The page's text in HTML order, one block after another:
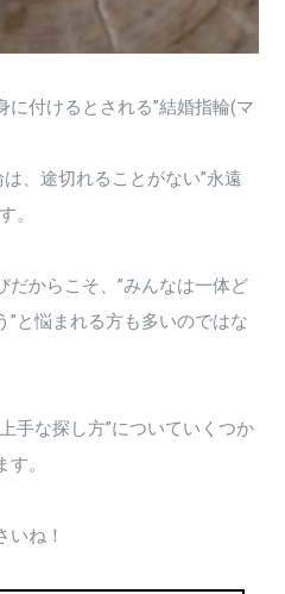
に付けるとされる”結婚指輪(マ
、途切れることがない”永遠
。
だからこそ、”みんなは一体ど
”と悩まれる方も多いのではな
手な探し方”についていくつか
。
いね！